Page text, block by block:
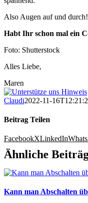
Also Augen auf und durch!
Habt Ihr schon mal ein
Foto: Shutterstock
Alles Liebe,
Maren
Claudi2022-11-
Beitrag Teilen
FacebookXLinkedIn
Ähnliche
Kann man Abschalten